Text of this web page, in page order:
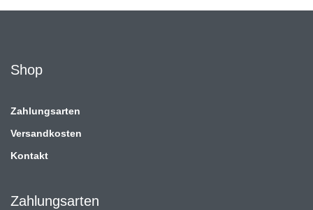
Shop
Zahlungsarten
Versandkosten
Kontakt
Zahlungsarten